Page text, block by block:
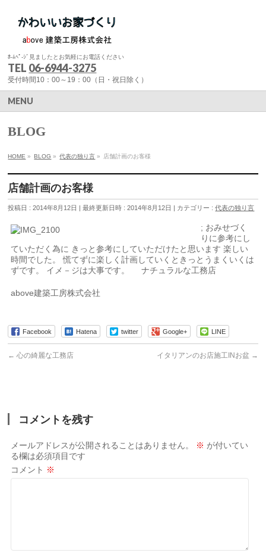
ﾎ-ﾑﾍﾟ-ｼﾞ見ましたとお気軽にお電話ください
TEL 06-6944-3275
受付時間10：00～19：00（日・祝日除く）
MENU
BLOG
HOME » BLOG » 代表の独り言 » 店舗計画のお客様
店舗計画のお客様
投稿日 : 2014年8月12日 最終更新日時 : 2014年8月12日 カテゴリー :代表の独り言
; おみせづく
りに参考にし
ていただく為に きっと参考にしていただけたと思います 楽しい
時間でした。 慌てずに楽しく計画していくときっとうまくいくは
ずです。 イメ－ジは大事です。 ナチュラルな工務店
above建築工房株式会社
Facebook Hatena twitter Google+ LINE
← 心の綺麗な工務店 イタリアンのお店施工INお盆 →
コメントを残す
メールアドレスが公開されることはありません。 ※ が付いてい
る欄は必須項目です
コメント ※